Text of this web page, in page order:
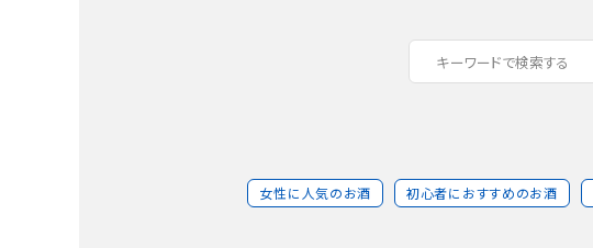
女性に人気のお酒 初心者におすすめのお酒